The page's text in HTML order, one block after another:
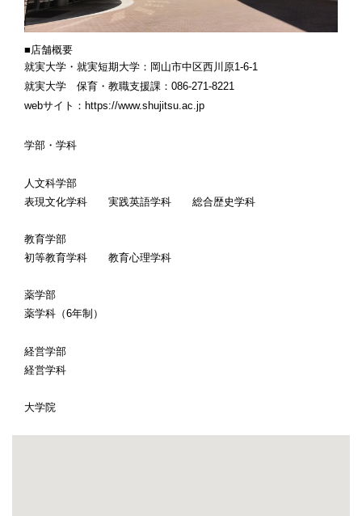
■店舗概要
就実大学・就実短期大学
岡山市中区西川原1-6-1
就実大学 保育・教職支援課
086-271-8221
webサイト
https://www.shujitsu.ac.jp
学部・学科
人文科学部
表現文化学科 実践英語学科 総合歴史学科
教育学部
初等教育学科 教育心理学科
薬学部
薬学科（6年制）
経営学部
経営学科
大学院